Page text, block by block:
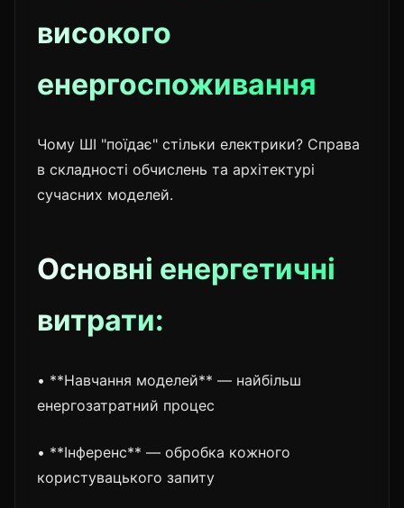
високого
енергоспоживання
Чому ШІ "поїдає" стільки електрики? Справа
в складності обчислень та архітектурі
сучасних моделей.
Основні енергетичні
витрати:
• **Навчання моделей** — найбільш
енергозатратний процес
• **Інференс** — обробка кожного
користувацького запиту